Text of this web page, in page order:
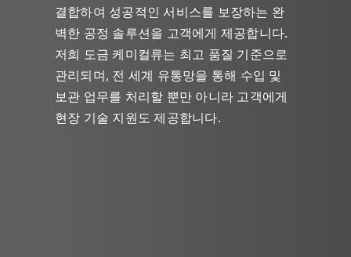
결합하여 성공적인 서비스를 보장하는 완
벽한 공정 솔루션을 고객에게 제공합니다.
저희 도금 케미컬류는 최고 품질 기준으로
관리되며, 전 세계 유통망을 통해 수입 및
보관 업무를 처리할 뿐만 아니라 고객에게
현장 기술 지원도 제공합니다.